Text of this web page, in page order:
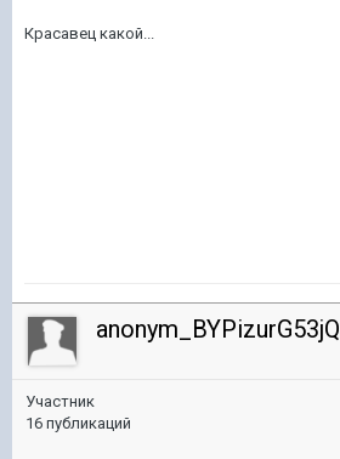
Красавец какой...
anonym_BYPizurG53jQ
Участник
16 публикаций